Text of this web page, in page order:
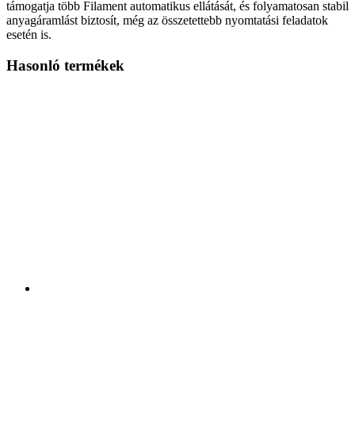
támogatja több Filament automatikus ellátását, és folyamatosan stabil
anyagáramlást biztosít, még az összetettebb nyomtatási feladatok
esetén is.
Hasonló termékek